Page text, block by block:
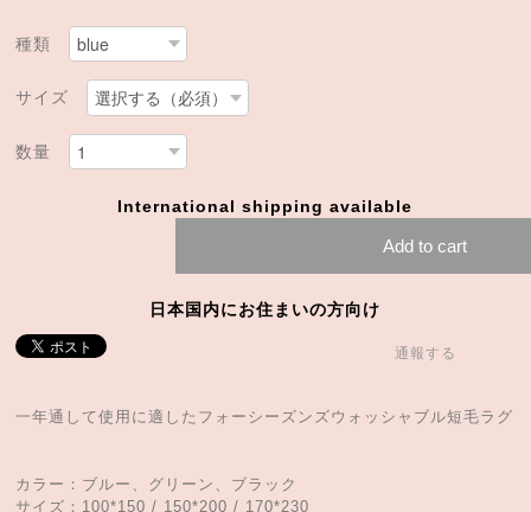
種類
サイズ
数量
International shipping available
Add to cart
日本国内にお住まいの方向け
通報する
一年通して使用に適したフォーシーズンズウォッシャブル短毛ラグ
カラー：ブルー、グリーン、ブラック
サイズ：100*150 / 150*200 / 170*230